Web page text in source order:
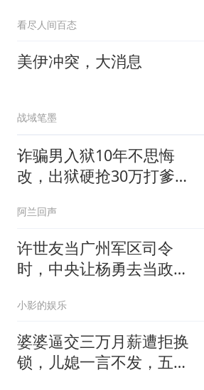
看尽人间百态
美伊冲突，大消息
战域笔墨
诈骗男入狱10年不思悔
改，出狱硬抢30万打爹不
阿兰回声
许世友当广州军区司令
时，中央让杨勇去当政
小影的娱乐
婆婆逼交三万月薪遭拒换
锁，儿媳一言不发，五天